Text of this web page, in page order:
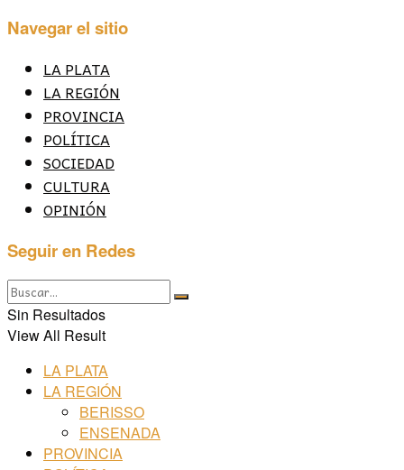
Navegar el sitio
LA PLATA
LA REGIÓN
PROVINCIA
POLÍTICA
SOCIEDAD
CULTURA
OPINIÓN
Seguir en Redes
Sin Resultados
View All Result
LA PLATA
LA REGIÓN
BERISSO
ENSENADA
PROVINCIA